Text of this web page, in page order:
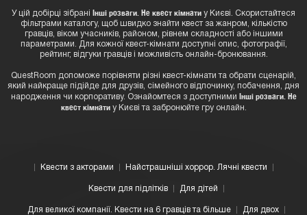
У цій добірці зібрані Інші розваги. Не квест кімнати у Києві. Скористайтеся
фільтрами каталогу, щоб швидко знайти квест за жанром, кількістю
гравців, віком учасників, районом, рівнем складності або іншими
параметрами. Для кожної квест-кімнати доступні опис, фотографії,
рейтинг, відгуки гравців і можливість онлайн-бронювання.
QuestRoom допоможе порівняти різні квест-кімнати та обрати сценарій,
який найкраще підійде для друзів, сімейного відпочинку, побачення, дня
народження чи корпоративу. Ознайомтеся з доступними Інші розваги. Не
квест кімнатиу Києві та забронюйте гру онлайн.
Квести з акторами Найстрашніші хоррор. Лячні квести
Квести для підлітків Для дітей
Для великої компанії. Квести на 6 гравців та більше Для двох